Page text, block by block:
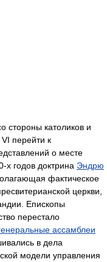
стороны католиков и
перейти к
о месте
х годов доктрина Эндрю
фактическое
церкви,
Епископы
перестало
ассамблеи
в дела
модели управления